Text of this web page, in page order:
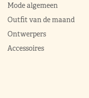
Mode algemeen
Outfit van de maand
Ontwerpers
Accessoires